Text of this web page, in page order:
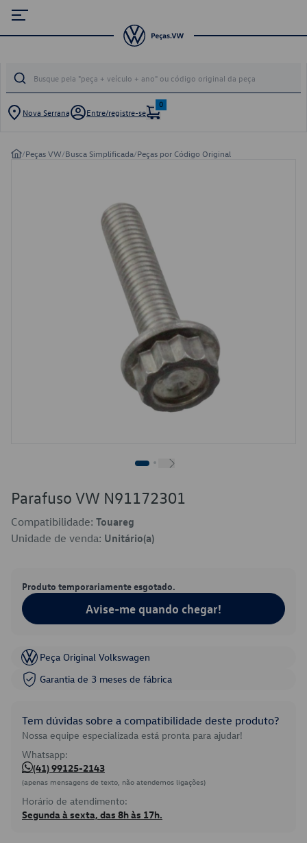
Nova Serrana Entre/registre-se
0
/Peças VW/Busca Simplificada/Peças por Código Original
Parafuso VW N91172301
Compatibilidade: Touareg
Unidade de venda: Unitário(a)
Produto temporariamente esgotado.
Avise-me quando chegar!
Peça Original Volkswagen
Garantia de 3 meses de fábrica
Tem dúvidas sobre a compatibilidade deste produto?
Nossa equipe especializada está pronta para ajudar!
Whatsapp:
(41) 99125-2143
(apenas mensagens de texto, não atendemos ligações)
Horário de atendimento:
Segunda à sexta, das 8h às 17h.